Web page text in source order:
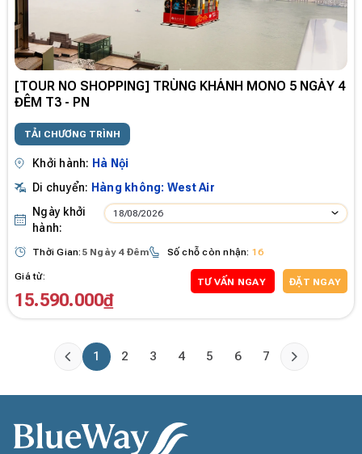
[TOUR NO SHOPPING] TRÙNG KHÁNH MONO 5 NGÀY 4
ĐÊM T3 - PN
TẢI CHƯƠNG TRÌNH
Khởi hành: Hà Nội
Di chuyển: Hàng không: West Air
Ngày khởi
hành:
18/08/2026
Thời Gian: 5 Ngày 4 Đêm Số chỗ còn nhận: 16
Giá từ:
15.590.000₫
TƯ VẤN NGAY ĐẶT NGAY
1 2 3 4 5 6 7